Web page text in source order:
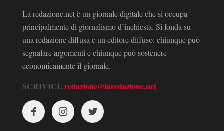
La redazione.net è un giornale digitale che si occupa
principalmente di giornalismo d’inchiesta. Si fonda su
una redazione diffusa e un editore diffuso: chiunque può
segnalare argomenti e chiunque può sostenere
economicamente il giornale.
SCRIVICI: redazione@laredazione.net